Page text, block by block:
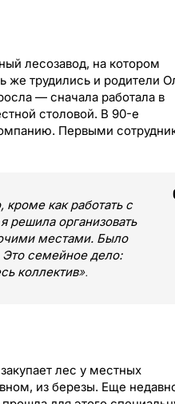
лесозавод, на котором
же трудились и родители
— сначала работала в
столовой. В 90-е
Первыми
как работать с
решила организовать
местами. Было
Это семейное дело:
коллектив».
лес у местных
из березы. Еще